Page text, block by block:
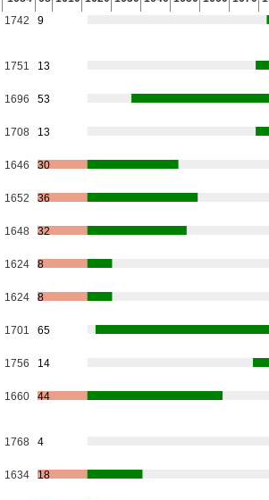
1742 9
1751 13
1696 53
1708 13
1646 30
1652 36
1648 32
1624 8
1624 8
1701 65
1756 14
1660 44
1768 4
1634 18